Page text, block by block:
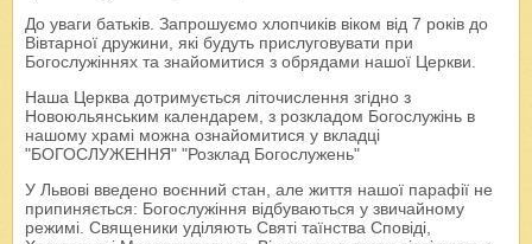
До уваги батьків. Запрошуємо хлопчиків віком від 7 років до
Вівтарної дружини, які будуть прислуговувати при
Богослужіннях та знайомитися з обрядами нашої Церкви.
Наша Церква дотримується літочислення згідно з
Новоюльянським календарем, з розкладом Богослужінь в
нашому храмі можна ознайомитися у вкладці
"БОГОСЛУЖЕННЯ" "Розклад Богослужень"
У Львові введено воєнний стан, але життя нашої парафії не
припиняється: Богослужіння відбуваються у звичайному
режимі. Священики уділяють Святі таїнства Сповіді,